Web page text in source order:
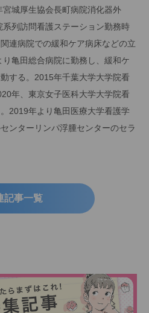
城厚生協会長町病院消化器外
列訪問看護ステーション勤務時
連病院での緩和ケア病床などの立
亀田総合病院に勤務し、緩和ケ
する。2015年千葉大学大学院看
年、東京女子医科大学大学院看
2019年より亀田医療大学看護学
ンターリンパ浮腫センターのセラ
記事一覧